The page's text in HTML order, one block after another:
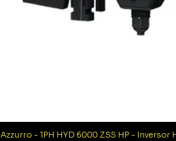
Azzurro - 1PH HYD 6000 ZSS HP -